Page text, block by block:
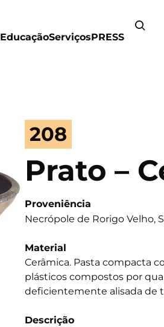
EducaçãoServiçosPRESS
208
Prato –
Proveniência
Necrópole de Rorigo Velho,
Material
Cerâmica. Pasta compacta
plásticos compostos por
deficientemente alisada de
Descrição